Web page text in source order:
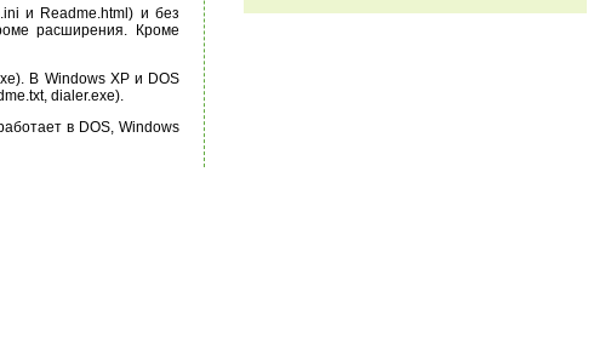
и Readme.html) и без
расширения. Кроме
В Windows XP и DOS
dialer.exe).
в DOS, Windows